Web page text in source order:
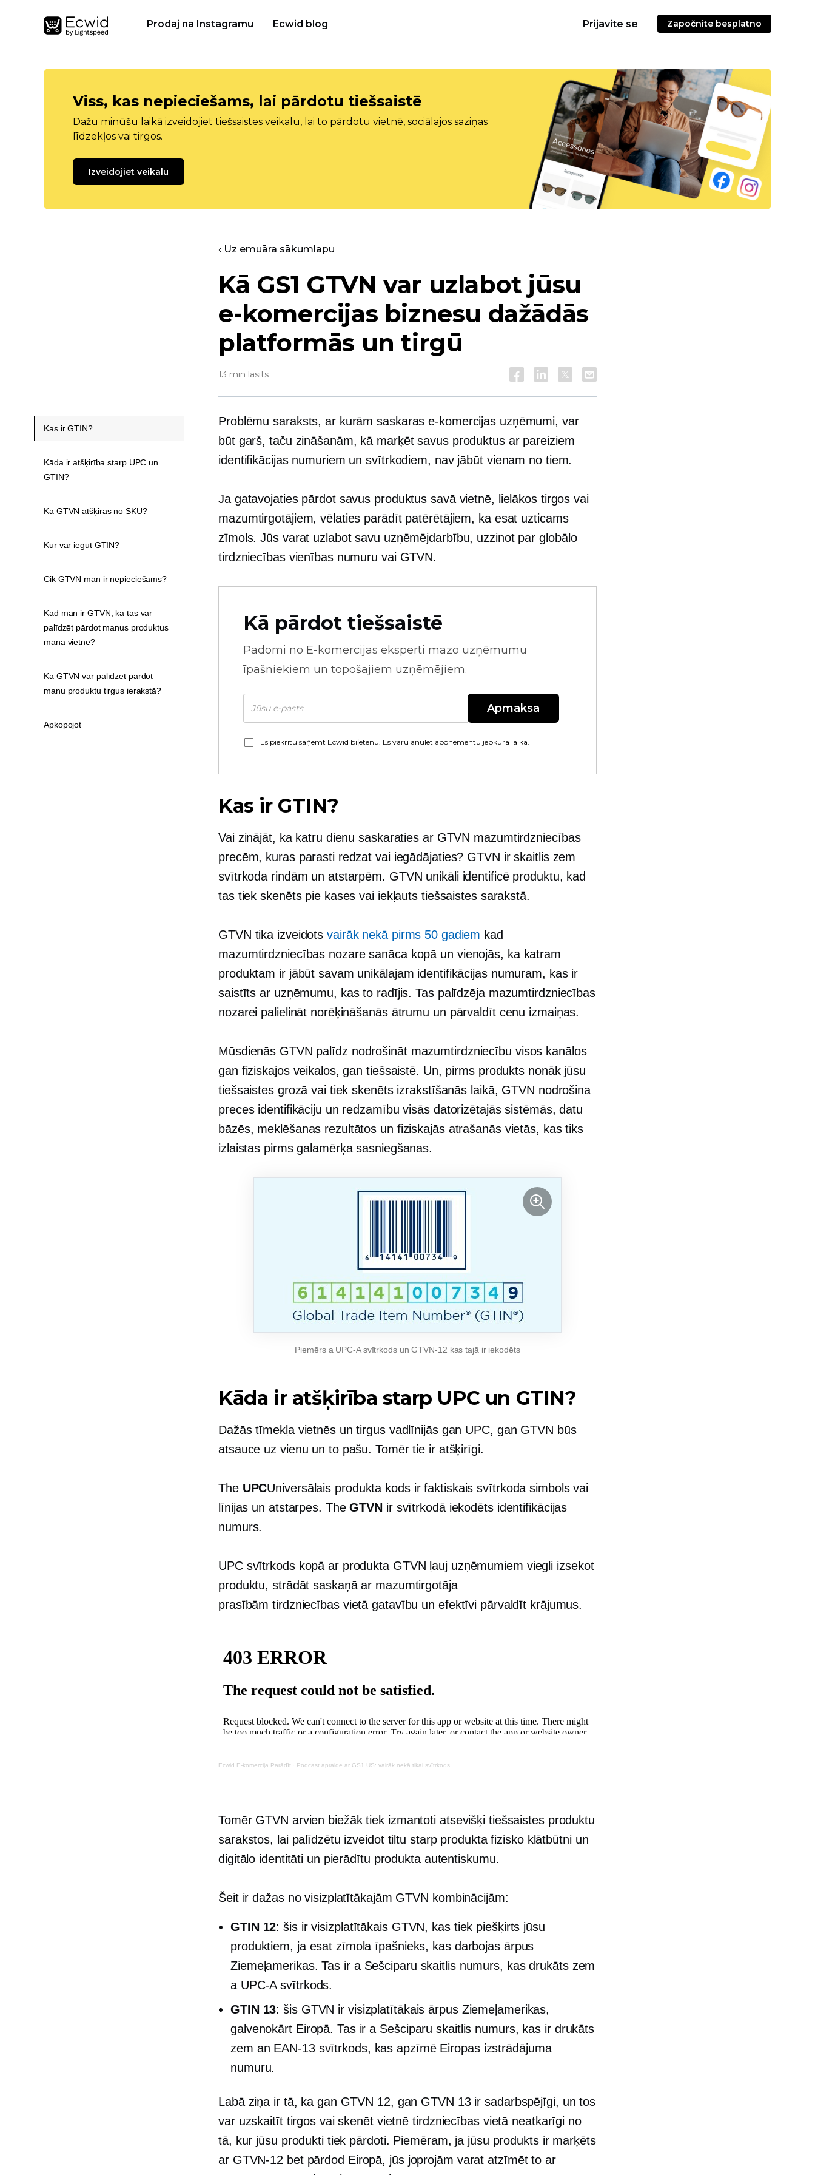
Prodaj na Instagramu Ecwid blog Prijavite se Započnite besplatno
Viss, kas nepieciešams, lai pārdotu tiešsaistē
Dažu minūšu laikā izveidojiet tiešsaistes veikalu, lai to pārdotu vietnē, sociālajos saziņas
līdzekļos vai tirgos.
Izveidojiet veikalu
‹ Uz emuāra sākumlapu
Kā GS1 GTVN var uzlabot jūsu
e-komercijas biznesu dažādās
platformās un tirgū
13 min lasīts
Problēmu saraksts, ar kurām saskaras e-komercijas uzņēmumi, var
būt garš, taču zināšanām, kā marķēt savus produktus ar pareiziem
identifikācijas numuriem un svītrkodiem, nav jābūt vienam no tiem.
Ja gatavojaties pārdot savus produktus savā vietnē, lielākos tirgos vai
mazumtirgotājiem, vēlaties parādīt patērētājiem, ka esat uzticams
zīmols. Jūs varat uzlabot savu uzņēmējdarbību, uzzinot par globālo
tirdzniecības vienības numuru vai GTVN.
Kā pārdot tiešsaistē
Padomi no E-komercijas eksperti mazo uzņēmumu
īpašniekiem un topošajiem uzņēmējiem.
Apmaksa
Es piekrītu saņemt Ecwid biļetenu. Es varu anulēt abonementu jebkurā laikā.
Kas ir GTIN?
Vai zinājāt, ka katru dienu saskaraties ar GTVN mazumtirdzniecības
precēm, kuras parasti redzat vai iegādājaties? GTVN ir skaitlis zem
svītrkoda rindām un atstarpēm. GTVN unikāli identificē produktu, kad
tas tiek skenēts pie kases vai iekļauts tiešsaistes sarakstā.
GTVN tika izveidots vairāk nekā pirms 50 gadiem kad
mazumtirdzniecības nozare sanāca kopā un vienojās, ka katram
produktam ir jābūt savam unikālajam identifikācijas numuram, kas ir
saistīts ar uzņēmumu, kas to radījis. Tas palīdzēja mazumtirdzniecības
nozarei palielināt norēķināšanās ātrumu un pārvaldīt cenu izmaiņas.
Mūsdienās GTVN palīdz nodrošināt mazumtirdzniecību visos kanālos
gan fiziskajos veikalos, gan tiešsaistē. Un, pirms produkts nonāk jūsu
tiešsaistes grozā vai tiek skenēts izrakstīšanās laikā, GTVN nodrošina
preces identifikāciju un redzamību visās datorizētajās sistēmās, datu
bāzēs, meklēšanas rezultātos un fiziskajās atrašanās vietās, kas tiks
izlaistas pirms galamērķa sasniegšanas.
Piemērs a UPC-Asvītrkods unGTVN-12 kas tajā ir iekodēts
Kāda ir atšķirība starp UPC un GTIN?
Dažās tīmekļa vietnēs un tirgus vadlīnijās gan UPC, gan GTVN būs
atsauce uz vienu un to pašu. Tomēr tie ir atšķirīgi.
The UPCUniversālais produkta kods ir faktiskais svītrkoda simbols vai
līnijas un atstarpes. TheGTVN ir svītrkodā iekodēts identifikācijas
numurs.
UPC svītrkods kopā ar produkta GTVN ļauj uzņēmumiem viegli izsekot
produktu, strādāt saskaņā ar mazumtirgotāja
prasībāmtirdzniecības vietā gatavību un efektīvi pārvaldīt krājumus.
Ecwid E-komercija Parādīt · Podcast apraide ar GS1 US: vairāk nekā tikai svītrkods
Tomēr GTVN arvien biežāk tiek izmantoti atsevišķi tiešsaistes produktu
sarakstos, lai palīdzētu izveidot tiltu starp produkta fizisko klātbūtni un
digitālo identitāti un pierādītu produkta autentiskumu.
Šeit ir dažas no visizplatītākajām GTVN kombinācijām:
GTIN 12: šis ir visizplatītākais GTVN, kas tiek piešķirts jūsu
produktiem, ja esat zīmola īpašnieks, kas darbojas ārpus
Ziemeļamerikas. Tas ir a Sešciparu skaitlisnumurs, kas drukāts zem
a UPC-Asvītrkods.
GTIN 13: šis GTVN ir visizplatītākais ārpus Ziemeļamerikas,
galvenokārt Eiropā. Tas ir a Sešciparu skaitlis numurs, kas ir drukāts
zem an EAN-13svītrkods, kas apzīmē Eiropas izstrādājuma
numuru.
Labā ziņa ir tā, ka gan GTVN 12, gan GTVN 13 ir sadarbspējīgi, un tos
var uzskaitīt tirgos vai skenēt vietnētirdzniecības vietā neatkarīgi no
tā, kur jūsu produkti tiek pārdoti. Piemēram, ja jūsu produkts ir marķēts
ar GTVN-12 bet pārdod Eiropā, jūs joprojām varat atzīmēt to ar
Kas ir GTIN?
Kāda ir atšķirība starp UPC un
GTIN?
Kā GTVN atšķiras no SKU?
Kur var iegūt GTIN?
Cik GTVN man ir nepieciešams?
Kad man ir GTVN, kā tas var
palīdzēt pārdot manus produktus
manā vietnē?
Kā GTVN var palīdzēt pārdot
manu produktu tirgus ierakstā?
Apkopojot